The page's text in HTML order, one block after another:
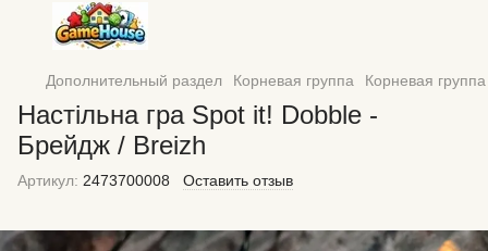
Дополнительный раздел Корневая группа Корневая
Настільна гра Spot it! Dobble -
Брейдж / Breizh
Артикул: 2473700008 Оставить отзыв